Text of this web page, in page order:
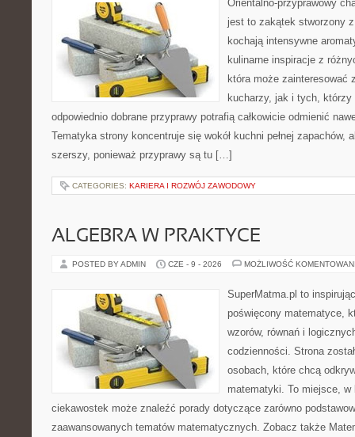
Orientalno-przyprawowy
jest to zakątek stworzony
kochają intensywne
kulinarne inspiracje z
która może zainteresować
kucharzy, jak i tych, którzy
odpowiednio dobrane przyprawy potrafią całkowicie odmienić
Tematyka strony koncentruje się wokół kuchni pełnej zapachów,
szerszy, ponieważ przyprawy są tu […]
CATEGORIES: KARIERA I ROZWÓJ ZAWODOWY
ALGEBRA W PRAKTYCE
POSTED BY ADMIN CZE - 9 - 2026 MOŻLIWOŚĆ
SuperMatma.pl to
poświęcony matematyce,
wzorów, równań i
codzienności. Strona
osobach, które chcą
matematyki. To miejsce,
ciekawostek może znaleźć porady dotyczące zarówno
zaawansowanych tematów matematycznych. Zobacz także